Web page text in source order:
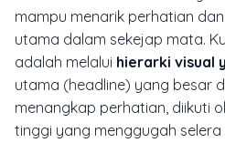
mampu menarik perhatian
utama dalam sekejap mata.
adalah melalui hierarki visual
utama (headline) yang besar
menangkap perhatian, diikuti
tinggi yang menggugah selera